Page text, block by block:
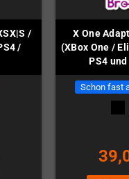
/
/
X One
(XBox One /
PS4
Schon fast